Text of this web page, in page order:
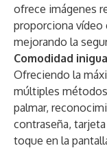
ofrece imágenes
proporciona
mejorando la
Comodidad
Ofreciendo la
múltiples
palmar,
contraseña,
toque en la